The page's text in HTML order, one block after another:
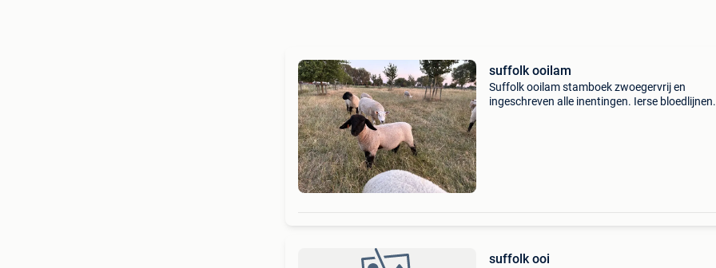
suffolk ooilam
Suffolk ooilam stamboek zwoegervrij en
ingeschreven alle inentingen. Ierse bloedlijnen.
suffolk ooi